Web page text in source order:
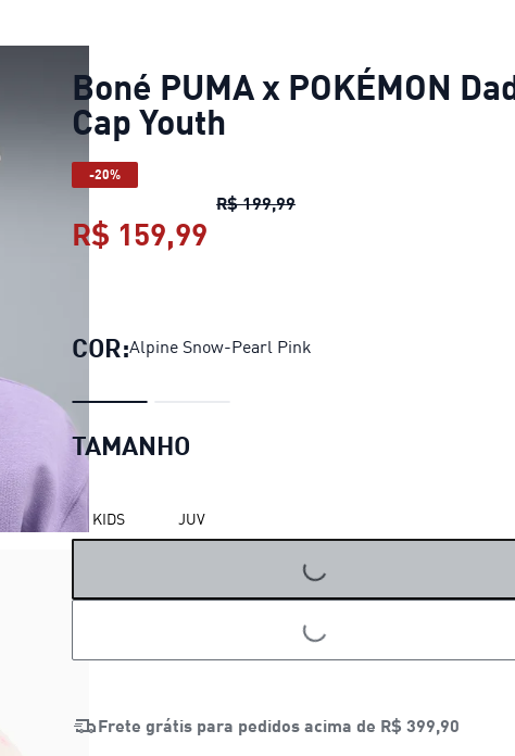
Boné PUMA x POKÉMON
Cap Youth
-20%
R$ 199,99Boné PUMA x POKÉMON
R$ 159,99
COR:Alpine Snow-Pearl Pink
TAMANHO
KIDS JUV
LOADING...
LOADING...
Frete grátis para pedidos acima de R$ 399,90